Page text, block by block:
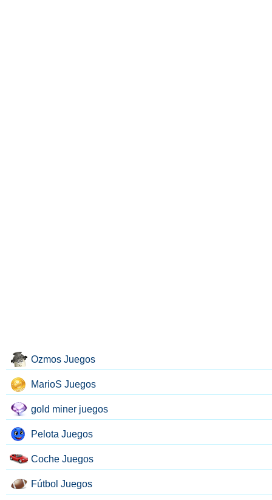
Ozmos Juegos
MarioS Juegos
gold miner juegos
Pelota Juegos
Coche Juegos
Fútbol Juegos